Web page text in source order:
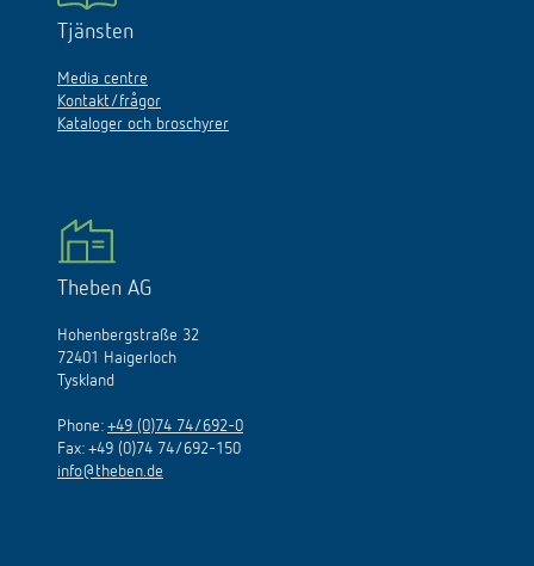
Tjänsten
Media centre
Kontakt/frågor
Kataloger och broschyrer
Theben AG
Hohenbergstraße 32
72401 Haigerloch
Tyskland
Phone: +49 (0)74 74/692-0
Fax: +49 (0)74 74/692-150
info@theben.de